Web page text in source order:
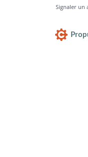
Signaler un